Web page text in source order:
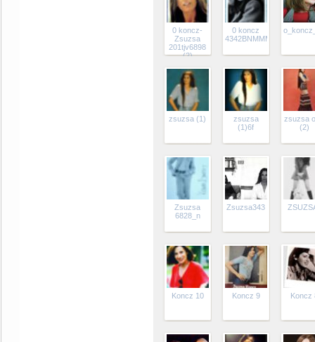
0 koncz-
Zsuzsa
201tjv6898
(2)
0 koncz
4342BNMMMMelen
zsuzsa (1)
zsuzsa
(1)6f
zsuzsa
(2)
Zsuzsa
6828_n
Zsuzsa343
Koncz 10 Koncz 9 Koncz